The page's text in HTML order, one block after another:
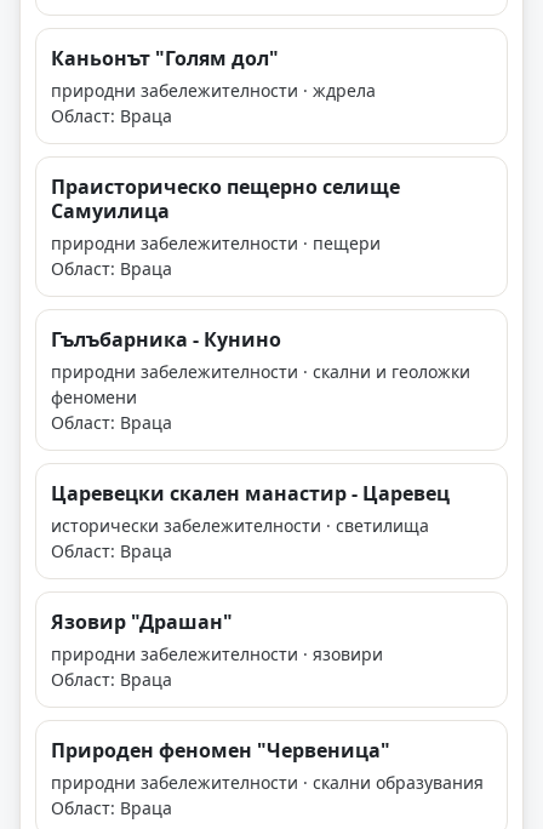
Каньонът "Голям дол"
природни забележителности · ждрела
Област: Враца
Праисторическо пещерно селище
Самуилица
природни забележителности · пещери
Област: Враца
Гълъбарника - Кунино
природни забележителности · скални и геоложки
феномени
Област: Враца
Царевецки скален манастир - Царевец
исторически забележителности · светилища
Област: Враца
Язовир "Драшан"
природни забележителности · язовири
Област: Враца
Природен феномен "Червеница"
природни забележителности · скални образувания
Област: Враца